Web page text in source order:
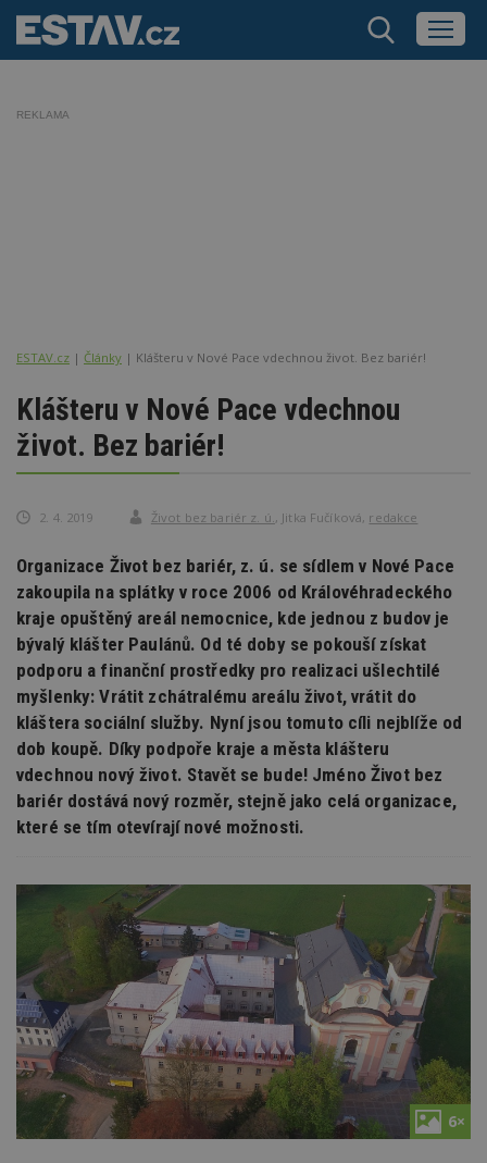
REKLAMA
ESTAV.cz Články Klášteru v Nové Pace vdechnou život. Bez bariér!
Klášteru v Nové Pace vdechnou
život. Bez bariér!
2. 4. 2019 Život bez bariér z. ú. , Jitka Fučíková, redakce
Organizace Život bez bariér, z. ú. se sídlem v Nové Pace
zakoupila na splátky v roce 2006 od Královéhradeckého
kraje opuštěný areál nemocnice, kde jednou z budov je
bývalý klášter Paulánů. Od té doby se pokouší získat
podporu a finanční prostředky pro realizaci ušlechtilé
myšlenky: Vrátit zchátralému areálu život, vrátit do
kláštera sociální služby. Nyní jsou tomuto cíli nejblíže od
dob koupě. Díky podpoře kraje a města klášteru
vdechnou nový život. Stavět se bude! Jméno Život bez
bariér dostává nový rozměr, stejně jako celá organizace,
které se tím otevírají nové možnosti.
6×